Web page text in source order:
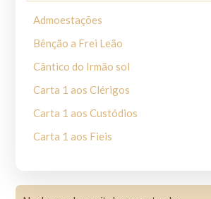
Admoestações
Bênção a Frei Leão
Cântico do Irmão sol
Carta 1 aos Clérigos
Carta 1 aos Custódios
Carta 1 aos Fieis
Carta 2 aos Custódios